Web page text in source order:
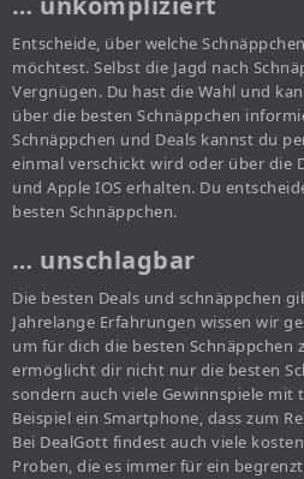
Entscheide, über welche
möchtest. Selbst die Jagd nach
Vergnügen. Du hast die Wahl und
über die besten Schnäppchen
Schnäppchen und Deals kannst du
einmal verschickt wird oder über die
und Apple IOS erhalten. Du
besten Schnäppchen.
… unschlagbar
Die besten Deals und schnäppchen
Jahrelange Erfahrungen wissen wir
um für dich die besten Schnäppchen
ermöglicht dir nicht nur die besten
sondern auch viele Gewinnspiele mit
Beispiel ein Smartphone, dass zum
Bei DealGott findest auch viele
Proben, die es immer für ein